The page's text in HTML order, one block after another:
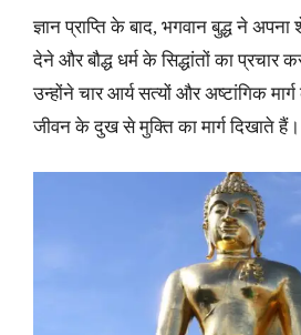
ज्ञान प्राप्ति के बाद, भगवान बुद्ध ने अपना
देने और बौद्ध धर्म के सिद्धांतों का प्रचार
उन्होंने चार आर्य सत्यों और अष्टांगिक
जीवन के दुख से मुक्ति का मार्ग दिखाते हैं।